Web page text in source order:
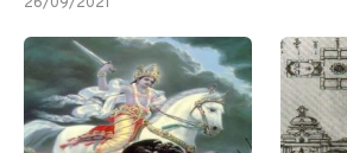
26/09/2021